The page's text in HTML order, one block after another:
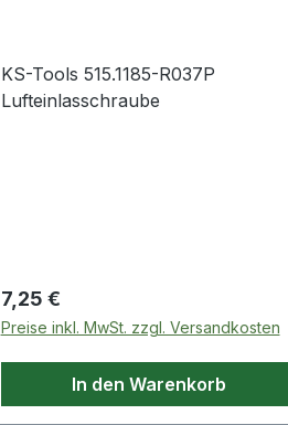
KS-Tools 515.1185-R037P
Lufteinlasschraube
Regulärer Preis:
7,25 €
Preise inkl. MwSt. zzgl. Versandkosten
In den Warenkorb